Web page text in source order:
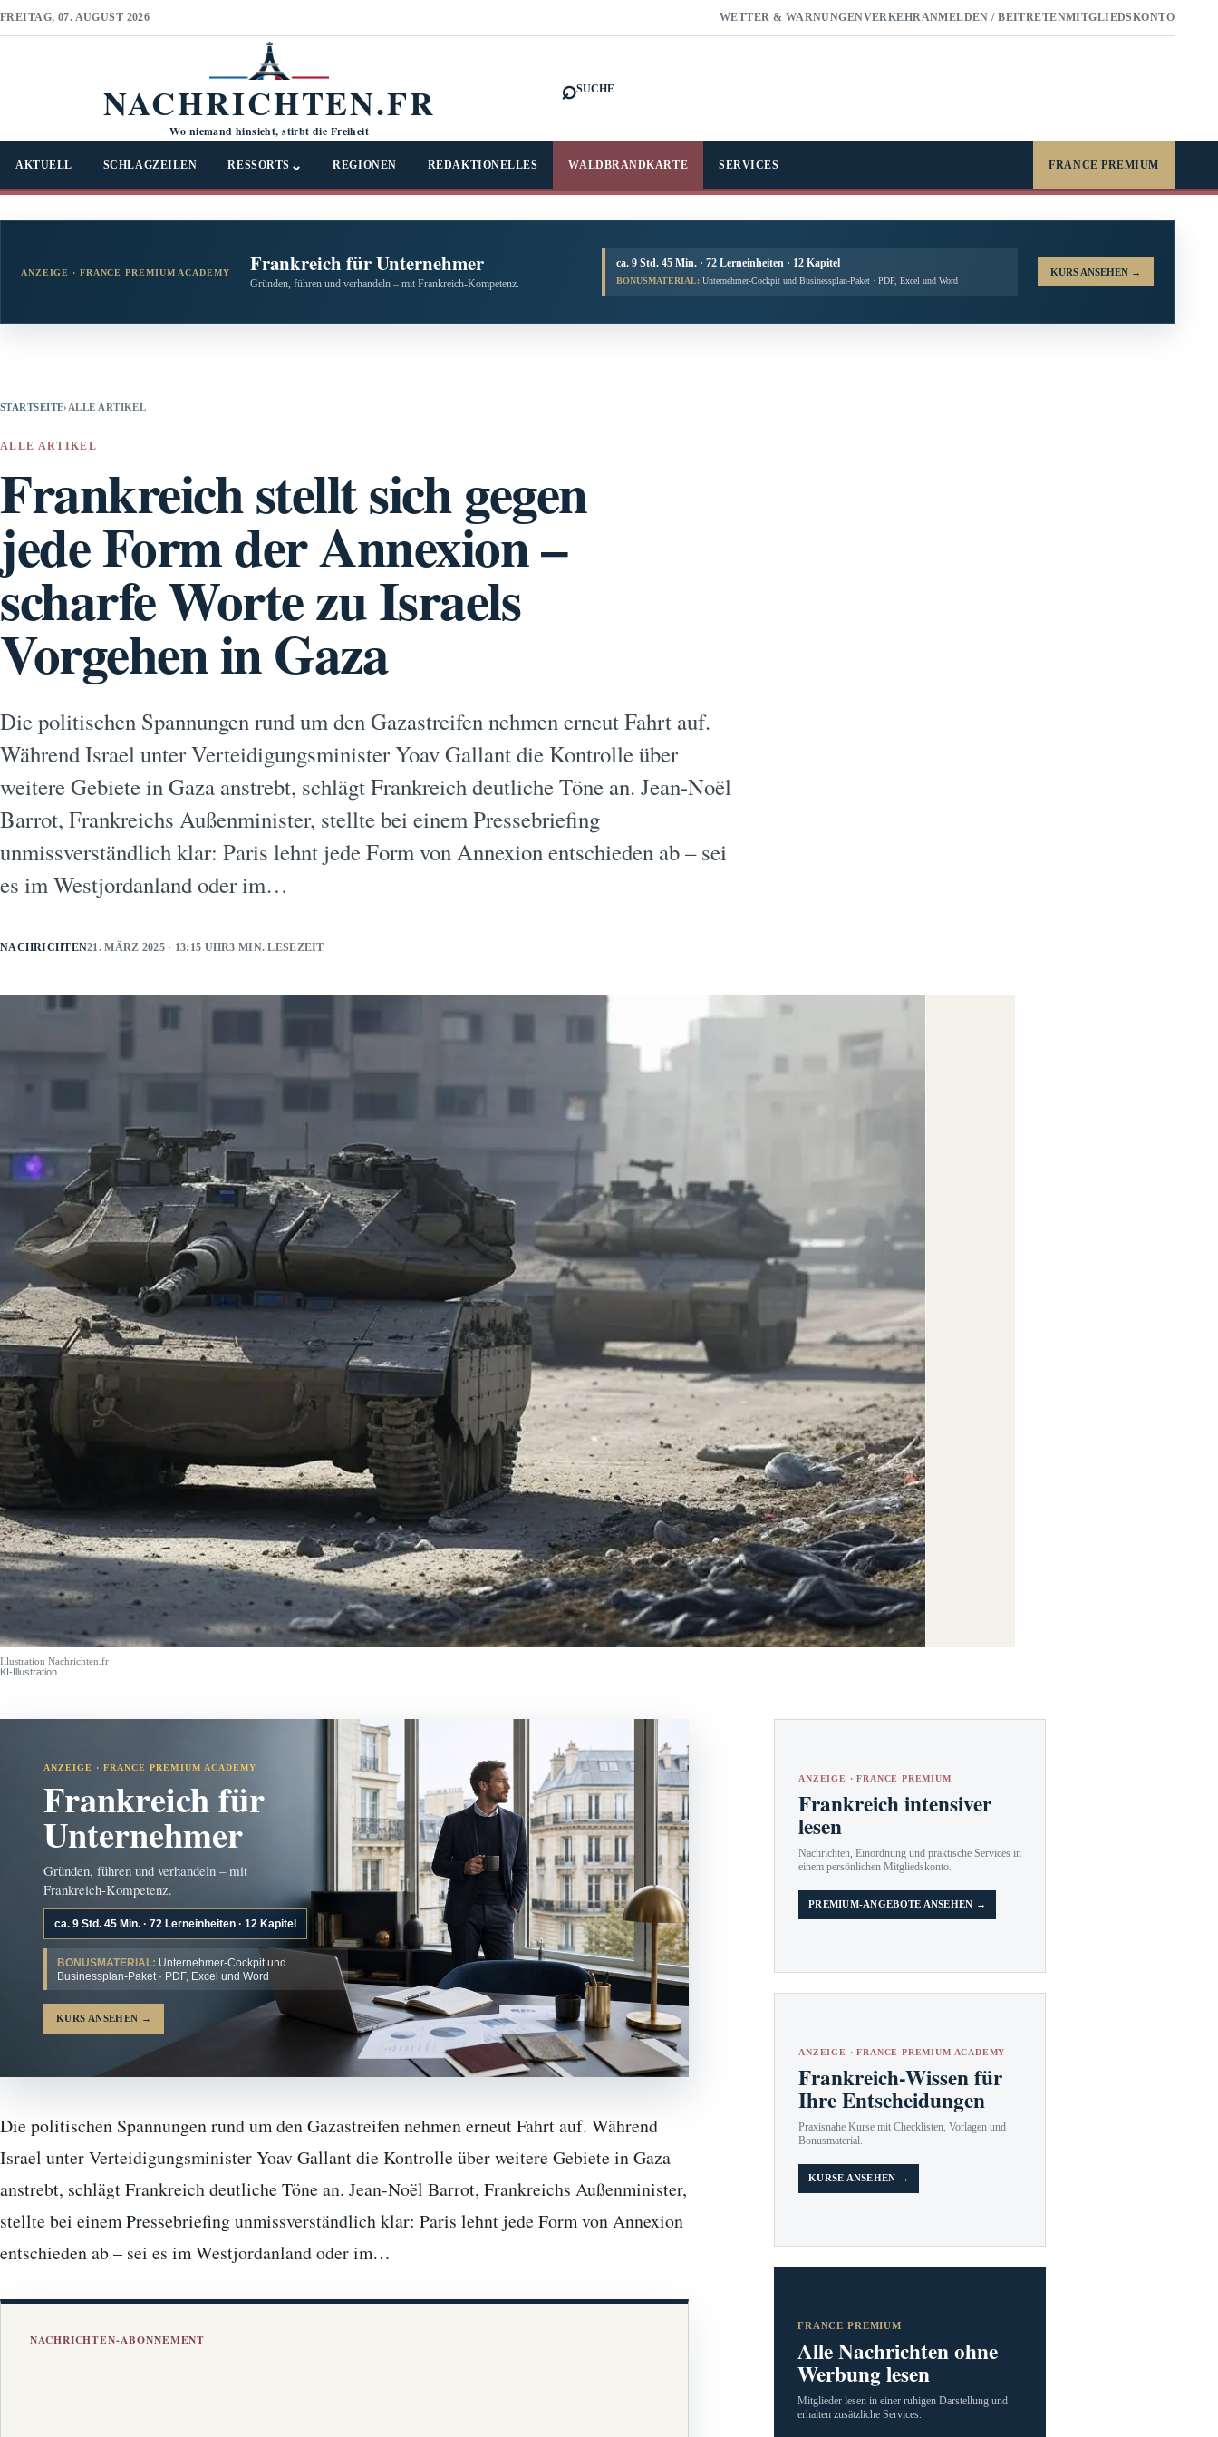
FREITAG, 07. AUGUST 2026 WETTER & WARNUNGENVERKEHRANMELDEN / BEITRETENMITGLIEDSKONTO
NACHRICHTEN.FR
Wo niemand hinsieht, stirbt die Freiheit
⌕SUCHE
AKTUELL SCHLAGZEILEN RESSORTS ⌄ REGIONEN REDAKTIONELLES WALDBRANDKARTE SERVICES FRANCE PREMIUM
ANZEIGE · FRANCE PREMIUM ACADEMY Frankreich für Unternehmer
Gründen, führen und verhandeln – mit Frankreich-Kompetenz.
ca. 9 Std. 45 Min. · 72 Lerneinheiten · 12 Kapitel
BONUSMATERIAL: Unternehmer-Cockpit und Businessplan-Paket · PDF, Excel und Word
KURS ANSEHEN →
STARTSEITE› ALLE ARTIKEL
ALLE ARTIKEL
Frankreich stellt sich gegen
jede Form der Annexion –
scharfe Worte zu Israels
Vorgehen in Gaza
Die politischen Spannungen rund um den Gazastreifen nehmen erneut Fahrt auf.
Während Israel unter Verteidigungsminister Yoav Gallant die Kontrolle über
weitere Gebiete in Gaza anstrebt, schlägt Frankreich deutliche Töne an. Jean-Noël
Barrot, Frankreichs Außenminister, stellte bei einem Pressebriefing
unmissverständlich klar: Paris lehnt jede Form von Annexion entschieden ab – sei
es im Westjordanland oder im…
NACHRICHTEN21. MÄRZ 2025 · 13:15 UHR3 MIN. LESEZEIT
Illustration Nachrichten.fr
KI-Illustration
ANZEIGE · FRANCE PREMIUM ACADEMY
Frankreich für
Unternehmer
Gründen, führen und verhandeln – mit
Frankreich-Kompetenz.
ca. 9 Std. 45 Min. · 72 Lerneinheiten · 12 Kapitel
BONUSMATERIAL: Unternehmer-Cockpit und
Businessplan-Paket · PDF, Excel und Word
KURS ANSEHEN →
Die politischen Spannungen rund um den Gazastreifen nehmen erneut Fahrt auf. Während
Israel unter Verteidigungsminister Yoav Gallant die Kontrolle über weitere Gebiete in Gaza
anstrebt, schlägt Frankreich deutliche Töne an. Jean-Noël Barrot, Frankreichs Außenminister,
stellte bei einem Pressebriefing unmissverständlich klar: Paris lehnt jede Form von Annexion
entschieden ab – sei es im Westjordanland oder im…
NACHRICHTEN-ABONNEMENT
ANZEIGE · FRANCE PREMIUM
Frankreich intensiver
lesen
Nachrichten, Einordnung und praktische Services in
einem persönlichen Mitgliedskonto.
PREMIUM-ANGEBOTE ANSEHEN →
ANZEIGE · FRANCE PREMIUM ACADEMY
Frankreich-Wissen für
Ihre Entscheidungen
Praxisnahe Kurse mit Checklisten, Vorlagen und
Bonusmaterial.
KURSE ANSEHEN →
FRANCE PREMIUM
Alle Nachrichten ohne
Werbung lesen
Mitglieder lesen in einer ruhigen Darstellung und
erhalten zusätzliche Services.